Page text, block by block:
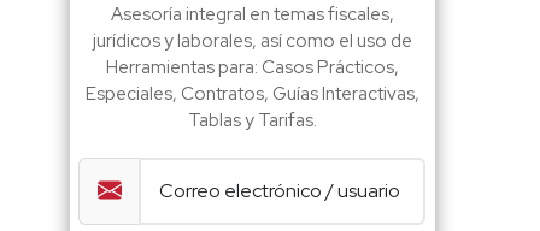
Asesoría integral en temas fiscales,
jurídicos y laborales, así como el uso de
Herramientas para: Casos Prácticos,
Especiales, Contratos, Guías Interactivas,
Tablas y Tarifas.